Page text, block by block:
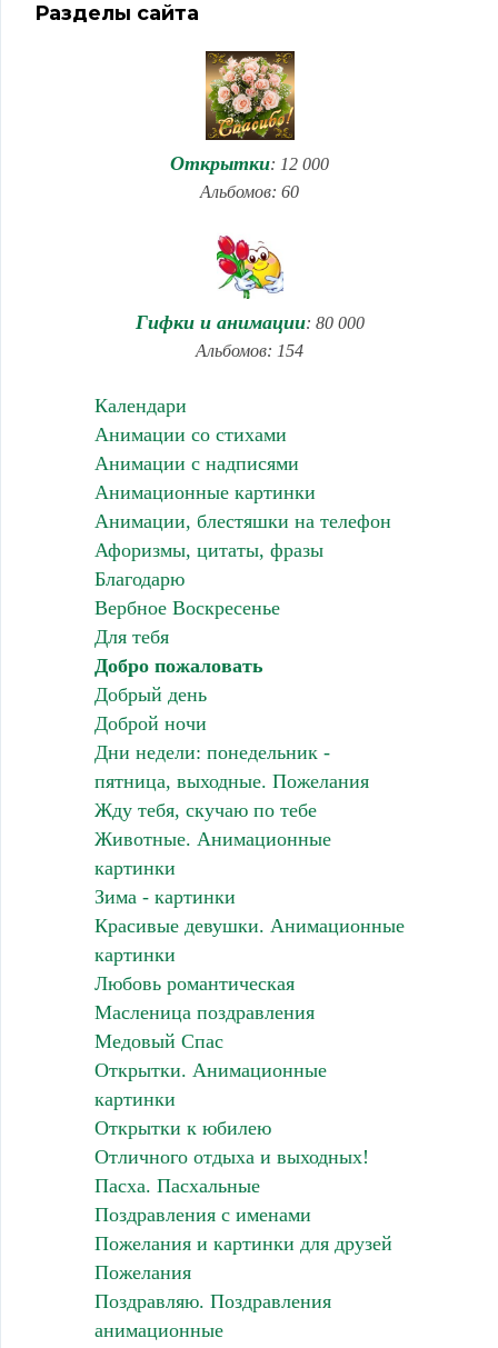
Разделы сайта
Открытки: 12 000
Альбомов: 60
Гифки и анимации: 80 000
Альбомов: 154
Календари
Анимации со стихами
Анимации с надписями
Анимационные картинки
Анимации, блестяшки на телефон
Афоризмы, цитаты, фразы
Благодарю
Вербное Воскресенье
Для тебя
Добро пожаловать
Добрый день
Доброй ночи
Дни недели: понедельник -
пятница, выходные. Пожелания
Жду тебя, скучаю по тебе
Животные. Анимационные
картинки
Зима - картинки
Красивые девушки. Анимационные
картинки
Любовь романтическая
Масленица поздравления
Медовый Спас
Открытки. Анимационные
картинки
Открытки к юбилею
Отличного отдыха и выходных!
Пасха. Пасхальные
Поздравления с именами
Пожелания и картинки для друзей
Пожелания
Поздравляю. Поздравления
анимационные